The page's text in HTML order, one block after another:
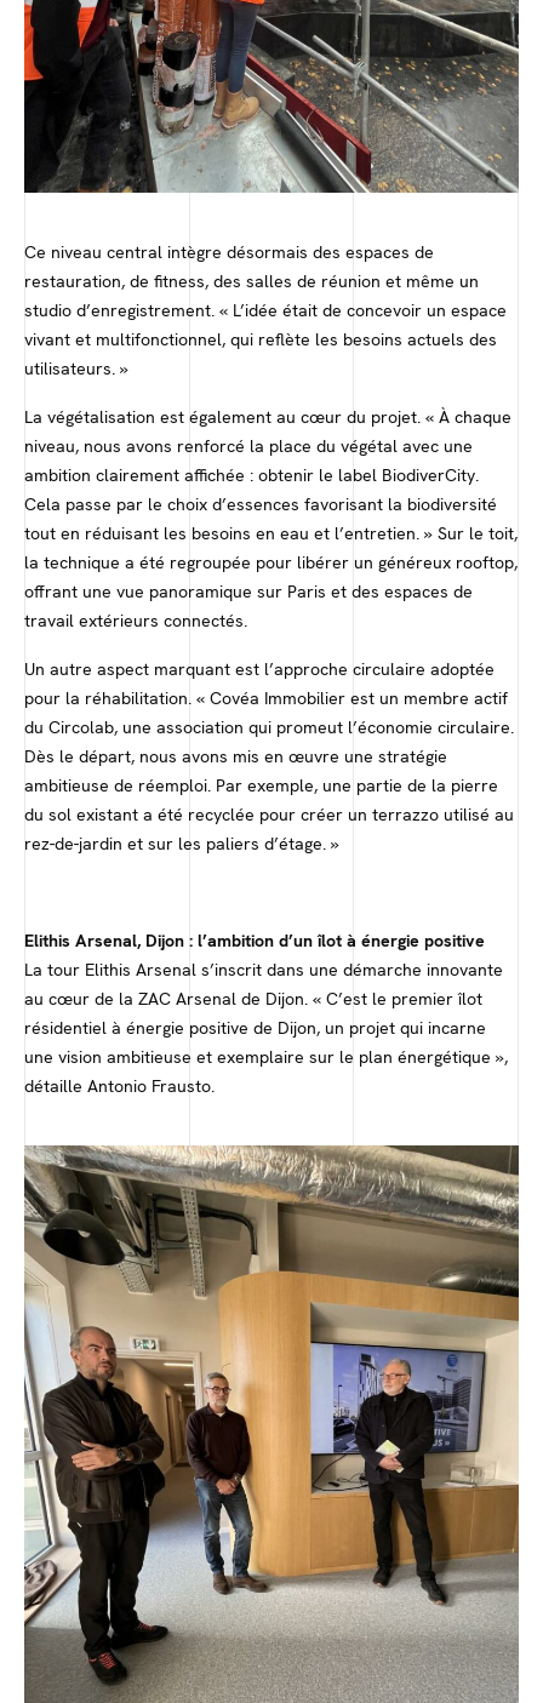
Ce niveau central intègre désormais des espaces de
restauration, de fitness, des salles de réunion et même un
studio d’enregistrement. « L’idée était de concevoir un espace
vivant et multifonctionnel, qui reflète les besoins actuels des
utilisateurs. »
La végétalisation est également au cœur du projet. « À chaque
niveau, nous avons renforcé la place du végétal avec une
ambition clairement affichée : obtenir le label BiodiverCity.
Cela passe par le choix d’essences favorisant la biodiversité
tout en réduisant les besoins en eau et l’entretien. » Sur le toit,
la technique a été regroupée pour libérer un généreux rooftop,
offrant une vue panoramique sur Paris et des espaces de
travail extérieurs connectés.
Un autre aspect marquant est l’approche circulaire adoptée
pour la réhabilitation. « Covéa Immobilier est un membre actif
du Circolab, une association qui promeut l’économie circulaire.
Dès le départ, nous avons mis en œuvre une stratégie
ambitieuse de réemploi. Par exemple, une partie de la pierre
du sol existant a été recyclée pour créer un terrazzo utilisé au
rez-de-jardin et sur les paliers d’étage. »
Elithis Arsenal, Dijon : l’ambition d’un îlot à énergie positive
La tour Elithis Arsenal s’inscrit dans une démarche innovante
au cœur de la ZAC Arsenal de Dijon. « C’est le premier îlot
résidentiel à énergie positive de Dijon, un projet qui incarne
une vision ambitieuse et exemplaire sur le plan énergétique »,
détaille Antonio Frausto.